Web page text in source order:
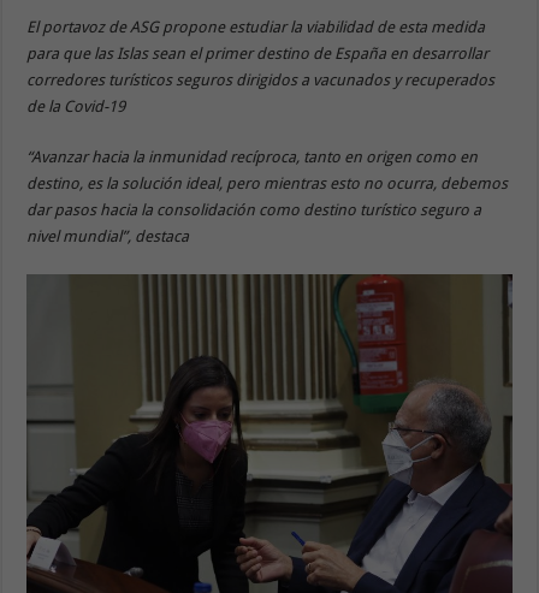
El portavoz de ASG propone estudiar la viabilidad de esta medida
para que las Islas sean el primer destino de España en desarrollar
corredores turísticos seguros dirigidos a vacunados y recuperados
de la Covid-19
“Avanzar hacia la inmunidad recíproca, tanto en origen como en
destino, es la solución ideal, pero mientras esto no ocurra, debemos
dar pasos hacia la consolidación como destino turístico seguro a
nivel mundial”, destaca